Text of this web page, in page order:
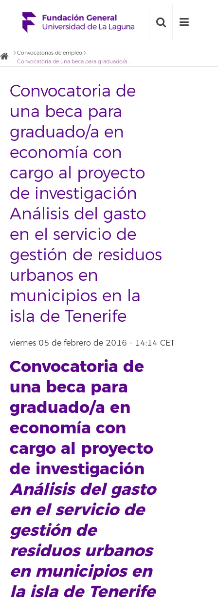
Convocatorias de empleo
Convocatoria de una beca para graduado/a en economía con cargo al proyecto de investigación Análisis del gasto en el servicio de gestión de residuos urbanos en municipios en la isla de Tenerife
Convocatoria de
una beca para
graduado/a en
economía con
cargo al proyecto
de investigación
Análisis del gasto
en el servicio de
gestión de residuos
urbanos en
municipios en la
isla de Tenerife
viernes 05 de febrero de 2016 - 14:14 CET
Convocatoria de
una beca para
graduado/a en
economía con
cargo al proyecto
de investigación
Análisis del gasto
en el servicio de
gestión de
residuos urbanos
en municipios en
la isla de Tenerife